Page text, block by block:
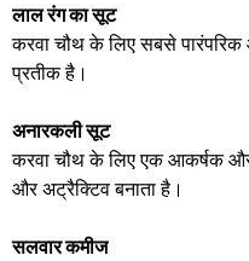
लाल रंग का सूट
करवा चौथ के लिए सबसे
प्रतीक है।
अनारकली सूट
करवा चौथ के लिए एक आकर्षक
और अट्रैक्टिव बनाता है।
सलवार कमीज